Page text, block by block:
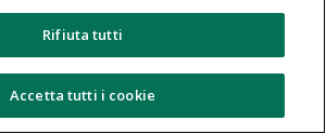
Rifiuta tutti
Accetta tutti i cookie